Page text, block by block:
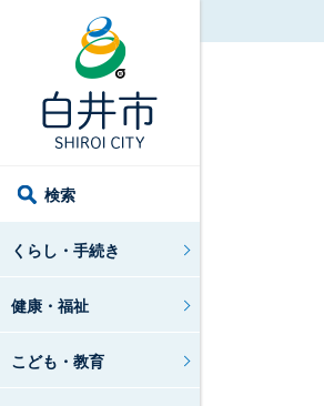
検索
くらし・手続き
健康・福祉
こども・教育